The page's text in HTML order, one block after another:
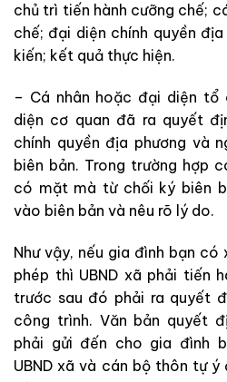
chủ trì tiến hành cưỡng chế;
chế; đại diện chính quyền
kiến; kết quả thực hiện.
– Cá nhân hoặc đại diện tổ
diện cơ quan đã ra quyết
chính quyền địa phương và
biên bản. Trong trường hợp
có mặt mà từ chối ký biên
vào biên bản và nêu rõ lý do.
Như vậy, nếu gia đình bạn
phép thì UBND xã phải tiến
trước sau đó phải ra quyết
công trình. Văn bản quyết
phải gửi đến cho gia đình
UBND xã và cán bộ thôn tự